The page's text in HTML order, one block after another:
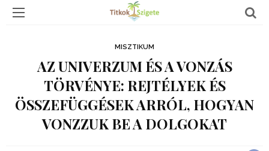
MISZTIKUM
AZ UNIVERZUM ÉS A VONZÁS
TÖRVÉNYE: REJTÉLYEK ÉS
ÖSSZEFÜGGÉSEK ARRÓL, HOGYAN
VONZZUK BE A DOLGOKAT